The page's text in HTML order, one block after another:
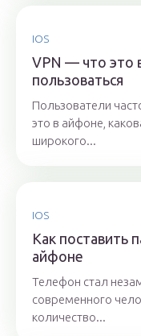
IOS
VPN — что это
пользоваться
Пользователи
это в айфоне,
широкого...
IOS
Как поставить
айфоне
Телефон стал
современного
количество...